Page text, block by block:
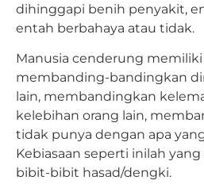
dihinggapi benih penyakit,
entah berbahaya atau tidak.
Manusia cenderung memiliki
membanding-bandingkan
lain, membandingkan
kelebihan orang lain,
tidak punya dengan apa
Kebiasaan seperti inilah
bibit-bibit hasad/dengki.